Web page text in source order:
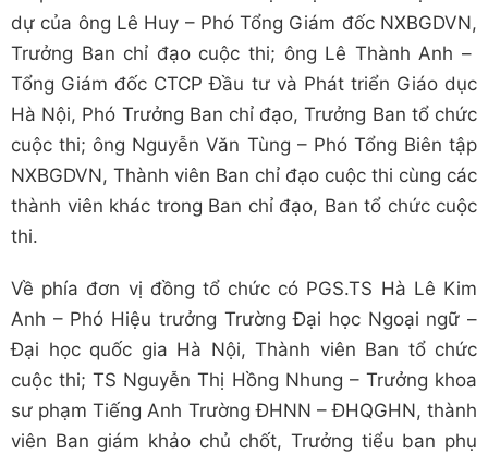
dự của ông Lê Huy – Phó Tổng Giám đốc NXBGDVN,
Trưởng Ban chỉ đạo cuộc thi; ông Lê Thành Anh –
Tổng Giám đốc CTCP Đầu tư và Phát triển Giáo dục
Hà Nội, Phó Trưởng Ban chỉ đạo, Trưởng Ban tổ chức
cuộc thi; ông Nguyễn Văn Tùng – Phó Tổng Biên tập
NXBGDVN, Thành viên Ban chỉ đạo cuộc thi cùng các
thành viên khác trong Ban chỉ đạo, Ban tổ chức cuộc
thi.
Về phía đơn vị đồng tổ chức có PGS.TS Hà Lê Kim
Anh – Phó Hiệu trưởng Trường Đại học Ngoại ngữ –
Đại học quốc gia Hà Nội, Thành viên Ban tổ chức
cuộc thi; TS Nguyễn Thị Hồng Nhung – Trưởng khoa
sư phạm Tiếng Anh Trường ĐHNN – ĐHQGHN, thành
viên Ban giám khảo chủ chốt, Trưởng tiểu ban phụ